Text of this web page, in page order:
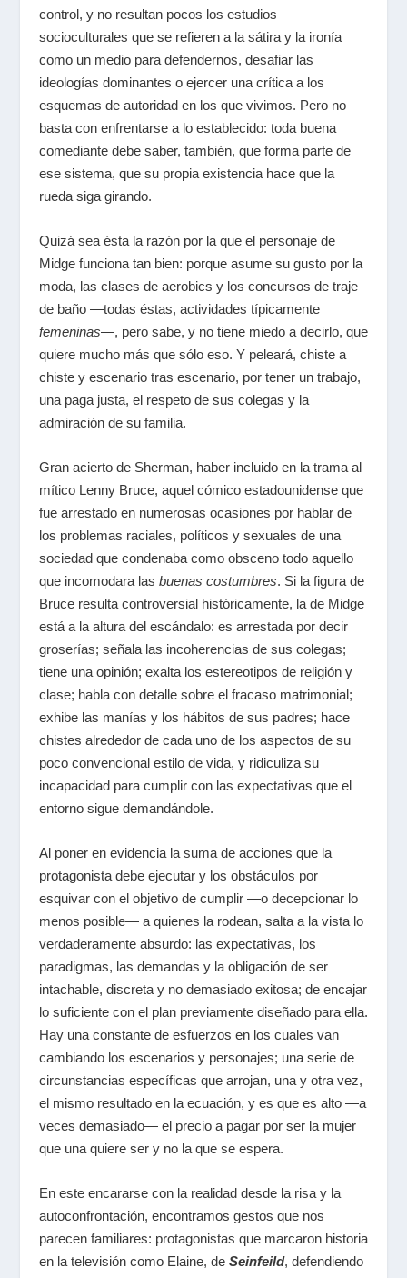
control, y no resultan pocos los estudios
socioculturales que se refieren a la sátira y la ironía
como un medio para defendernos, desafiar las
ideologías dominantes o ejercer una crítica a los
esquemas de autoridad en los que vivimos. Pero no
basta con enfrentarse a lo establecido: toda buena
comediante debe saber, también, que forma parte de
ese sistema, que su propia existencia hace que la
rueda siga girando.
Quizá sea ésta la razón por la que el personaje de
Midge funciona tan bien: porque asume su gusto por la
moda, las clases de aerobics y los concursos de traje
de baño ―todas éstas, actividades típicamente
femeninas―, pero sabe, y no tiene miedo a decirlo, que
quiere mucho más que sólo eso. Y peleará, chiste a
chiste y escenario tras escenario, por tener un trabajo,
una paga justa, el respeto de sus colegas y la
admiración de su familia.
Gran acierto de Sherman, haber incluido en la trama al
mítico Lenny Bruce, aquel cómico estadounidense que
fue arrestado en numerosas ocasiones por hablar de
los problemas raciales, políticos y sexuales de una
sociedad que condenaba como obsceno todo aquello
que incomodara las buenas costumbres. Si la figura de
Bruce resulta controversial históricamente, la de Midge
está a la altura del escándalo: es arrestada por decir
groserías; señala las incoherencias de sus colegas;
tiene una opinión; exalta los estereotipos de religión y
clase; habla con detalle sobre el fracaso matrimonial;
exhibe las manías y los hábitos de sus padres; hace
chistes alrededor de cada uno de los aspectos de su
poco convencional estilo de vida, y ridiculiza su
incapacidad para cumplir con las expectativas que el
entorno sigue demandándole.
Al poner en evidencia la suma de acciones que la
protagonista debe ejecutar y los obstáculos por
esquivar con el objetivo de cumplir ―o decepcionar lo
menos posible― a quienes la rodean, salta a la vista lo
verdaderamente absurdo: las expectativas, los
paradigmas, las demandas y la obligación de ser
intachable, discreta y no demasiado exitosa; de encajar
lo suficiente con el plan previamente diseñado para ella.
Hay una constante de esfuerzos en los cuales van
cambiando los escenarios y personajes; una serie de
circunstancias específicas que arrojan, una y otra vez,
el mismo resultado en la ecuación, y es que es alto ―a
veces demasiado― el precio a pagar por ser la mujer
que una quiere ser y no la que se espera.
En este encararse con la realidad desde la risa y la
autoconfrontación, encontramos gestos que nos
parecen familiares: protagonistas que marcaron historia
en la televisión como Elaine, de Seinfeild, defendiendo